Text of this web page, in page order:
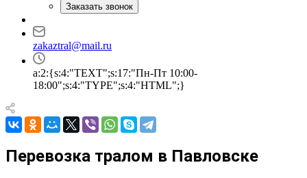
Заказать звонок
zakaztral@mail.ru
a:2:{s:4:"TEXT";s:17:"Пн-Пт 10:00-
18:00";s:4:"TYPE";s:4:"HTML";}
Перевозка тралом в Павловске